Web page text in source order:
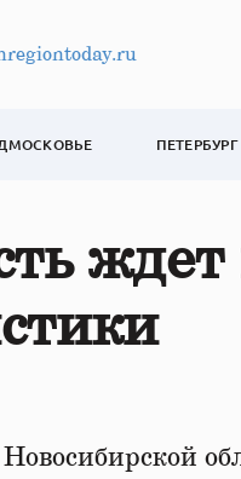
ПЕТЕРБУРГ